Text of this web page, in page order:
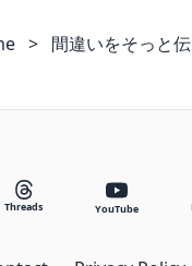
> 間違いをそっと
Threads YouTube